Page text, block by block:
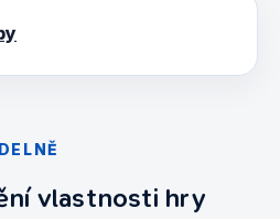
vlastnosti hry